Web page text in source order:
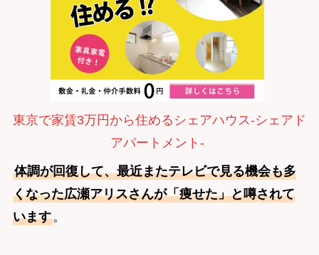
東京で家賃3万円から住めるシェアハウス-シェアド
アパートメント-
体調が回復して、最近またテレビで見る機会も多
くなった広瀬アリスさんが「痩せた」と噂されて
います。